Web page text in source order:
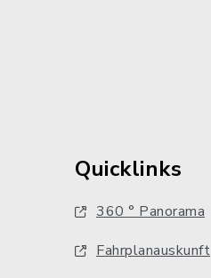
Quicklinks
360 ° Panorama
Fahrplanauskunft